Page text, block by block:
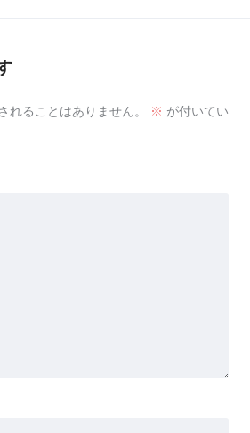
れることはありません。 ※ が付いてい